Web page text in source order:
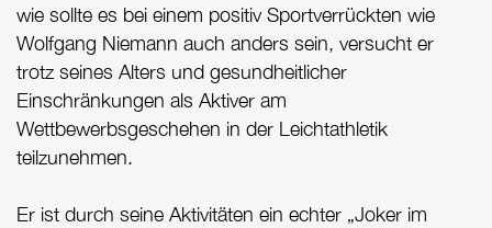
wie sollte es bei einem positiv Sportverrückten wie
Wolfgang Niemann auch anders sein, versucht er
trotz seines Alters und gesundheitlicher
Einschränkungen als Aktiver am
Wettbewerbsgeschehen in der Leichtathletik
teilzunehmen.
Er ist durch seine Aktivitäten ein echter „Joker im